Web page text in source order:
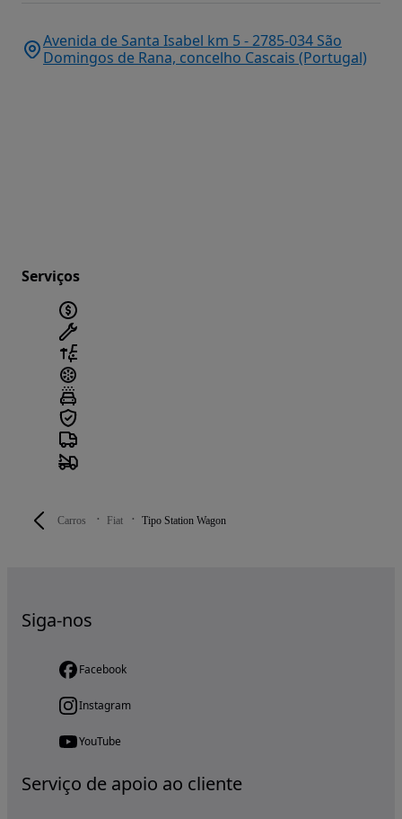
Carros Fiat Tipo Station Wagon
Avenida de Santa Isabel km 5 - 2785-034 São
Domingos de Rana, concelho Cascais (Portugal)
Serviços
Siga-nos
Facebook
Instagram
YouTube
Serviço de apoio ao cliente